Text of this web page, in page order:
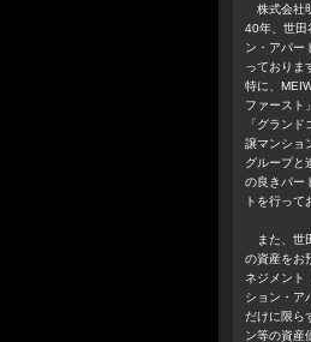
株式会社
40年、世田
ン・アパー
っておりま
特に、
ファースト
「グラン
譲マンショ
グループと
の良きパー
トを行って
また、世
の資産をお
ネジメント
ション・ア
だけに限ら
ン等の資産